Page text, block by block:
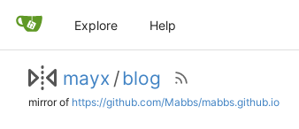
Explore Help
mayx /blog
mirror of https://github.com/Mabbs/mabbs.github.io